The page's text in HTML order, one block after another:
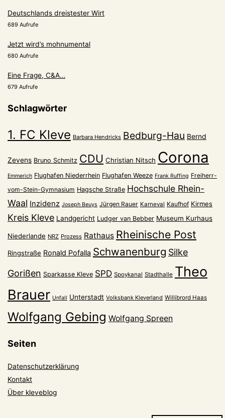
Deutschlands dreistester Wirt
689 Aufrufe
Jetzt wird’s mohnumental
680 Aufrufe
Eine Frage, C&A…
679 Aufrufe
Schlagwörter
1. FC Kleve Barbara Hendricks Bedburg-Hau Bernd
Zevens Bruno Schmitz CDU Christian Nitsch Corona
Emmerich Flughafen Niederrhein Flughafen Weeze Frank Ruffing Freiherr-
vom-Stein-Gymnasium Hagsche Straße Hochschule Rhein-
Waal Inzidenz Joseph Beuys Jürgen Rauer Karneval Kaufhof Kirmes
Kreis Kleve Landgericht Ludger van Bebber Museum Kurhaus
Niederlande NRZ Prozess Rathaus Rheinische Post
Ringstraße Ronald Pofalla Schwanenburg Silke
Gorißen Sparkasse Kleve SPD Spoykanal Stadthalle Theo
Brauer Unfall Unterstadt Volksbank Kleverland Willibrord Haas
Wolfgang Gebing Wolfgang Spreen
Seiten
Datenschutzerklärung
Kontakt
Über kleveblog